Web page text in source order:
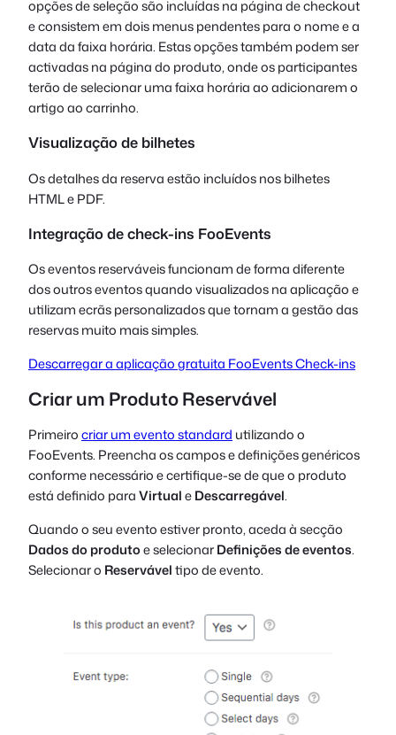
opções de seleção são incluídas na página de checkout
e consistem em dois menus pendentes para o nome e a
data da faixa horária. Estas opções também podem ser
activadas na página do produto, onde os participantes
terão de selecionar uma faixa horária ao adicionarem o
artigo ao carrinho.
Visualização de bilhetes
Os detalhes da reserva estão incluídos nos bilhetes
HTML e PDF.
Integração de check-ins FooEvents
Os eventos reserváveis funcionam de forma diferente
dos outros eventos quando visualizados na aplicação e
utilizam ecrãs personalizados que tornam a gestão das
reservas muito mais simples.
Descarregar a aplicação gratuita FooEvents Check-ins
Criar um Produto Reservável
Primeirocriar um evento standard utilizando o
FooEvents. Preencha os campos e definições genéricos
conforme necessário e certifique-se de que o produto
está definido paraVirtualeDescarregável.
Quando o seu evento estiver pronto, aceda à secção
Dados do produtoe selecionarDefinições de eventos.
Selecionar o Reserváveltipo de evento.